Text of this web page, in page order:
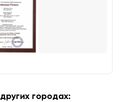
городах: